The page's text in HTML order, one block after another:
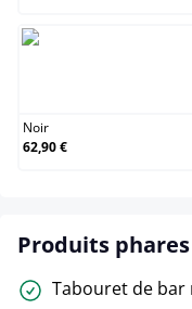
Noir
62,90 €
Produits phares
Tabouret de bar